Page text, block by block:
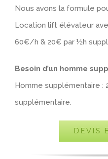
Nous avons la formule
Location lift élévateur
60€/h & 20€ par ½h
Besoin d’un homme
Homme supplémentaire
supplémentaire.
DEVIS